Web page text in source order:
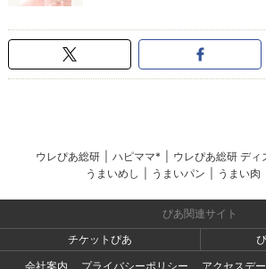
ウレぴあ総研 ハピママ* ウレぴあ総研 ディ
うまいめし
うまいパン うまい肉
ぴあ関連サイト
チケットぴあ
会社案内
プライバシーポリシー アクセスデ